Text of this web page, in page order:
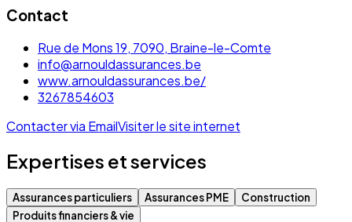
Contact
Rue de Mons 19, 7090, Braine-le-Comte
info@arnouldassurances.be
www.arnouldassurances.be/
3267854603
Contacter via EmailVisiter le site internet
Expertises et services
Assurances particuliers Assurances PME
Construction
Produits financiers & vie